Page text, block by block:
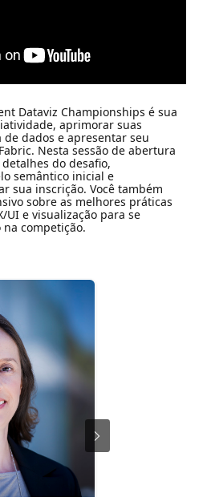
Dataviz Championships é sua
aprimorar suas
dados e apresentar seu
Nesta sessão de abertura
do desafio,
semântico inicial e
sua inscrição. Você também
sobre as melhores práticas
UI e visualização para se
competição.